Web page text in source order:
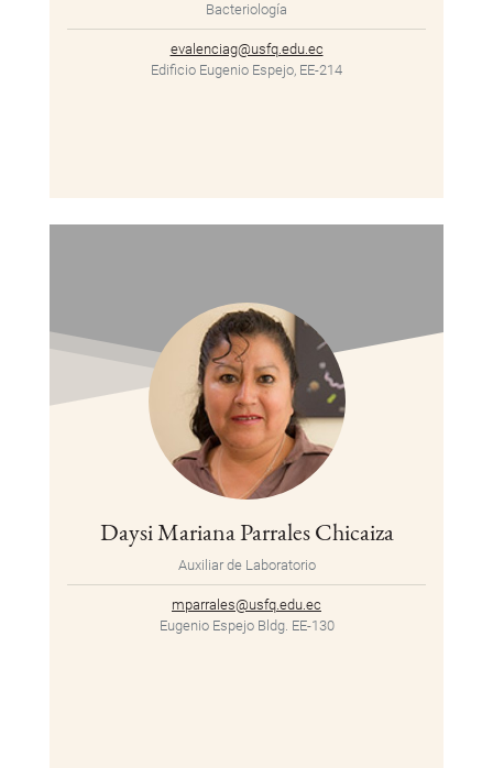
Bacteriología
evalenciag@usfq.edu.ec
Edificio Eugenio Espejo, EE-214
Daysi Mariana Parrales Chicaiza
Auxiliar de Laboratorio
mparrales@usfq.edu.ec
Eugenio Espejo Bldg. EE-130